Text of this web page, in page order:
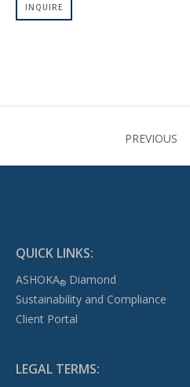
НАРУЧНЫЕ ЧАСЫ
INQUIRE
PREVIOUS
QUICK LINKS:
ASHOKA®Diamond
Sustainability and Compliance
Client Portal
LEGAL TERMS: